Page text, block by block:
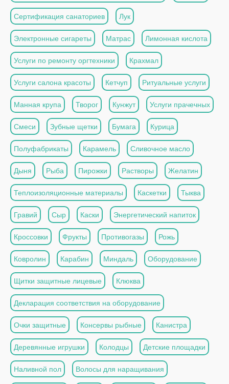
Сертификация санаториев Лук
Электронные сигареты Матрас Лимонная кислота
Услуги по ремонту оргтехники Крахмал
Услуги салона красоты Кетчуп Ритуальные услуги
Манная крупа Творог Кунжут Услуги прачечных
Смеси Зубные щетки Бумага Курица
Полуфабрикаты Карамель Сливочное масло
Дыня Рыба Пирожки Растворы Желатин
Теплоизоляционные материалы Каскетки Тыква
Гравий Сыр Каски Энергетический напиток
Кроссовки Фрукты Противогазы Рожь
Ковролин Карабин Миндаль Оборудование
Щитки защитные лицевые Клюква
Декларация соответствия на оборудование
Очки защитные Консервы рыбные Канистра
Деревянные игрушки Колодцы Детские площадки
Наливной пол Волосы для наращивания